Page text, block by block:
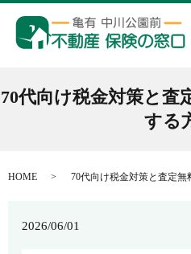
70代向け税金対策と査
する
HOME 70代向け税金対策と査定
2026/06/01